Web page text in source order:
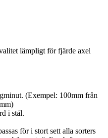
lämpligt för fjärde axel
(Exempel: 100mm från
i stål.
för i stort sett alla sorters